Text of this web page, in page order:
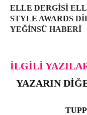
ELLE DERGISI
STYLE AWARDS
YEĞINSÜ HABERI
İLGILI
YAZARIN